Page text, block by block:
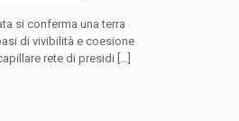
si conferma una terra
di vivibilità e coesione
rete di presidi […]